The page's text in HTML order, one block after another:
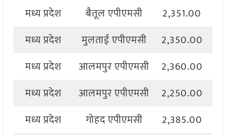
मध्य प्रदेश
बैतूल एपीएमसी 2,351.00
मध्य प्रदेश
मुलताई एपीएमसी 2,350.00
मध्य प्रदेश
आलमपुर एपीएमसी 2,360.00
मध्य प्रदेश
आलमपुर एपीएमसी 2,250.00
मध्य प्रदेश
गोहद एपीएमसी 2,385.00